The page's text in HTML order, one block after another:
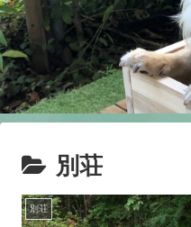
別荘
別荘